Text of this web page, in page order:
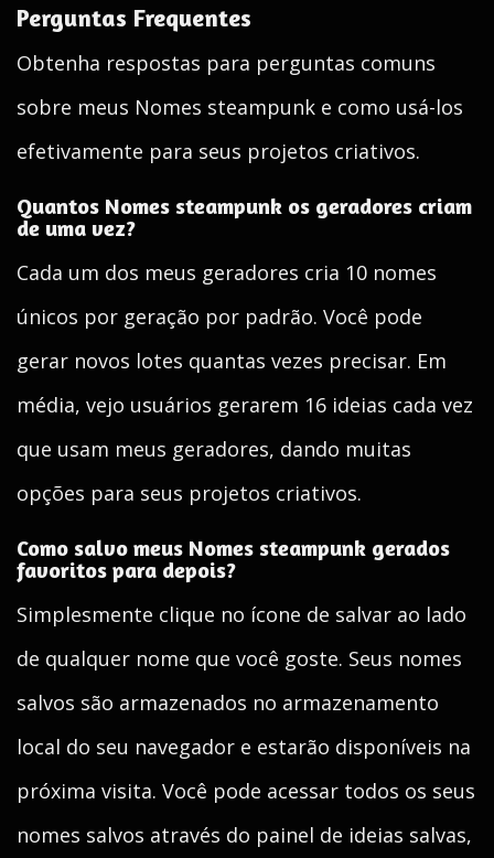
Perguntas Frequentes
Obtenha respostas para perguntas comuns
sobre meus Nomes steampunk e como usá-los
efetivamente para seus projetos criativos.
Quantos Nomes steampunk os geradores criam
de uma vez?
Cada um dos meus geradores cria 10 nomes
únicos por geração por padrão. Você pode
gerar novos lotes quantas vezes precisar. Em
média, vejo usuários gerarem 16 ideias cada vez
que usam meus geradores, dando muitas
opções para seus projetos criativos.
Como salvo meus Nomes steampunk gerados
favoritos para depois?
Simplesmente clique no ícone de salvar ao lado
de qualquer nome que você goste. Seus nomes
salvos são armazenados no armazenamento
local do seu navegador e estarão disponíveis na
próxima visita. Você pode acessar todos os seus
nomes salvos através do painel de ideias salvas,